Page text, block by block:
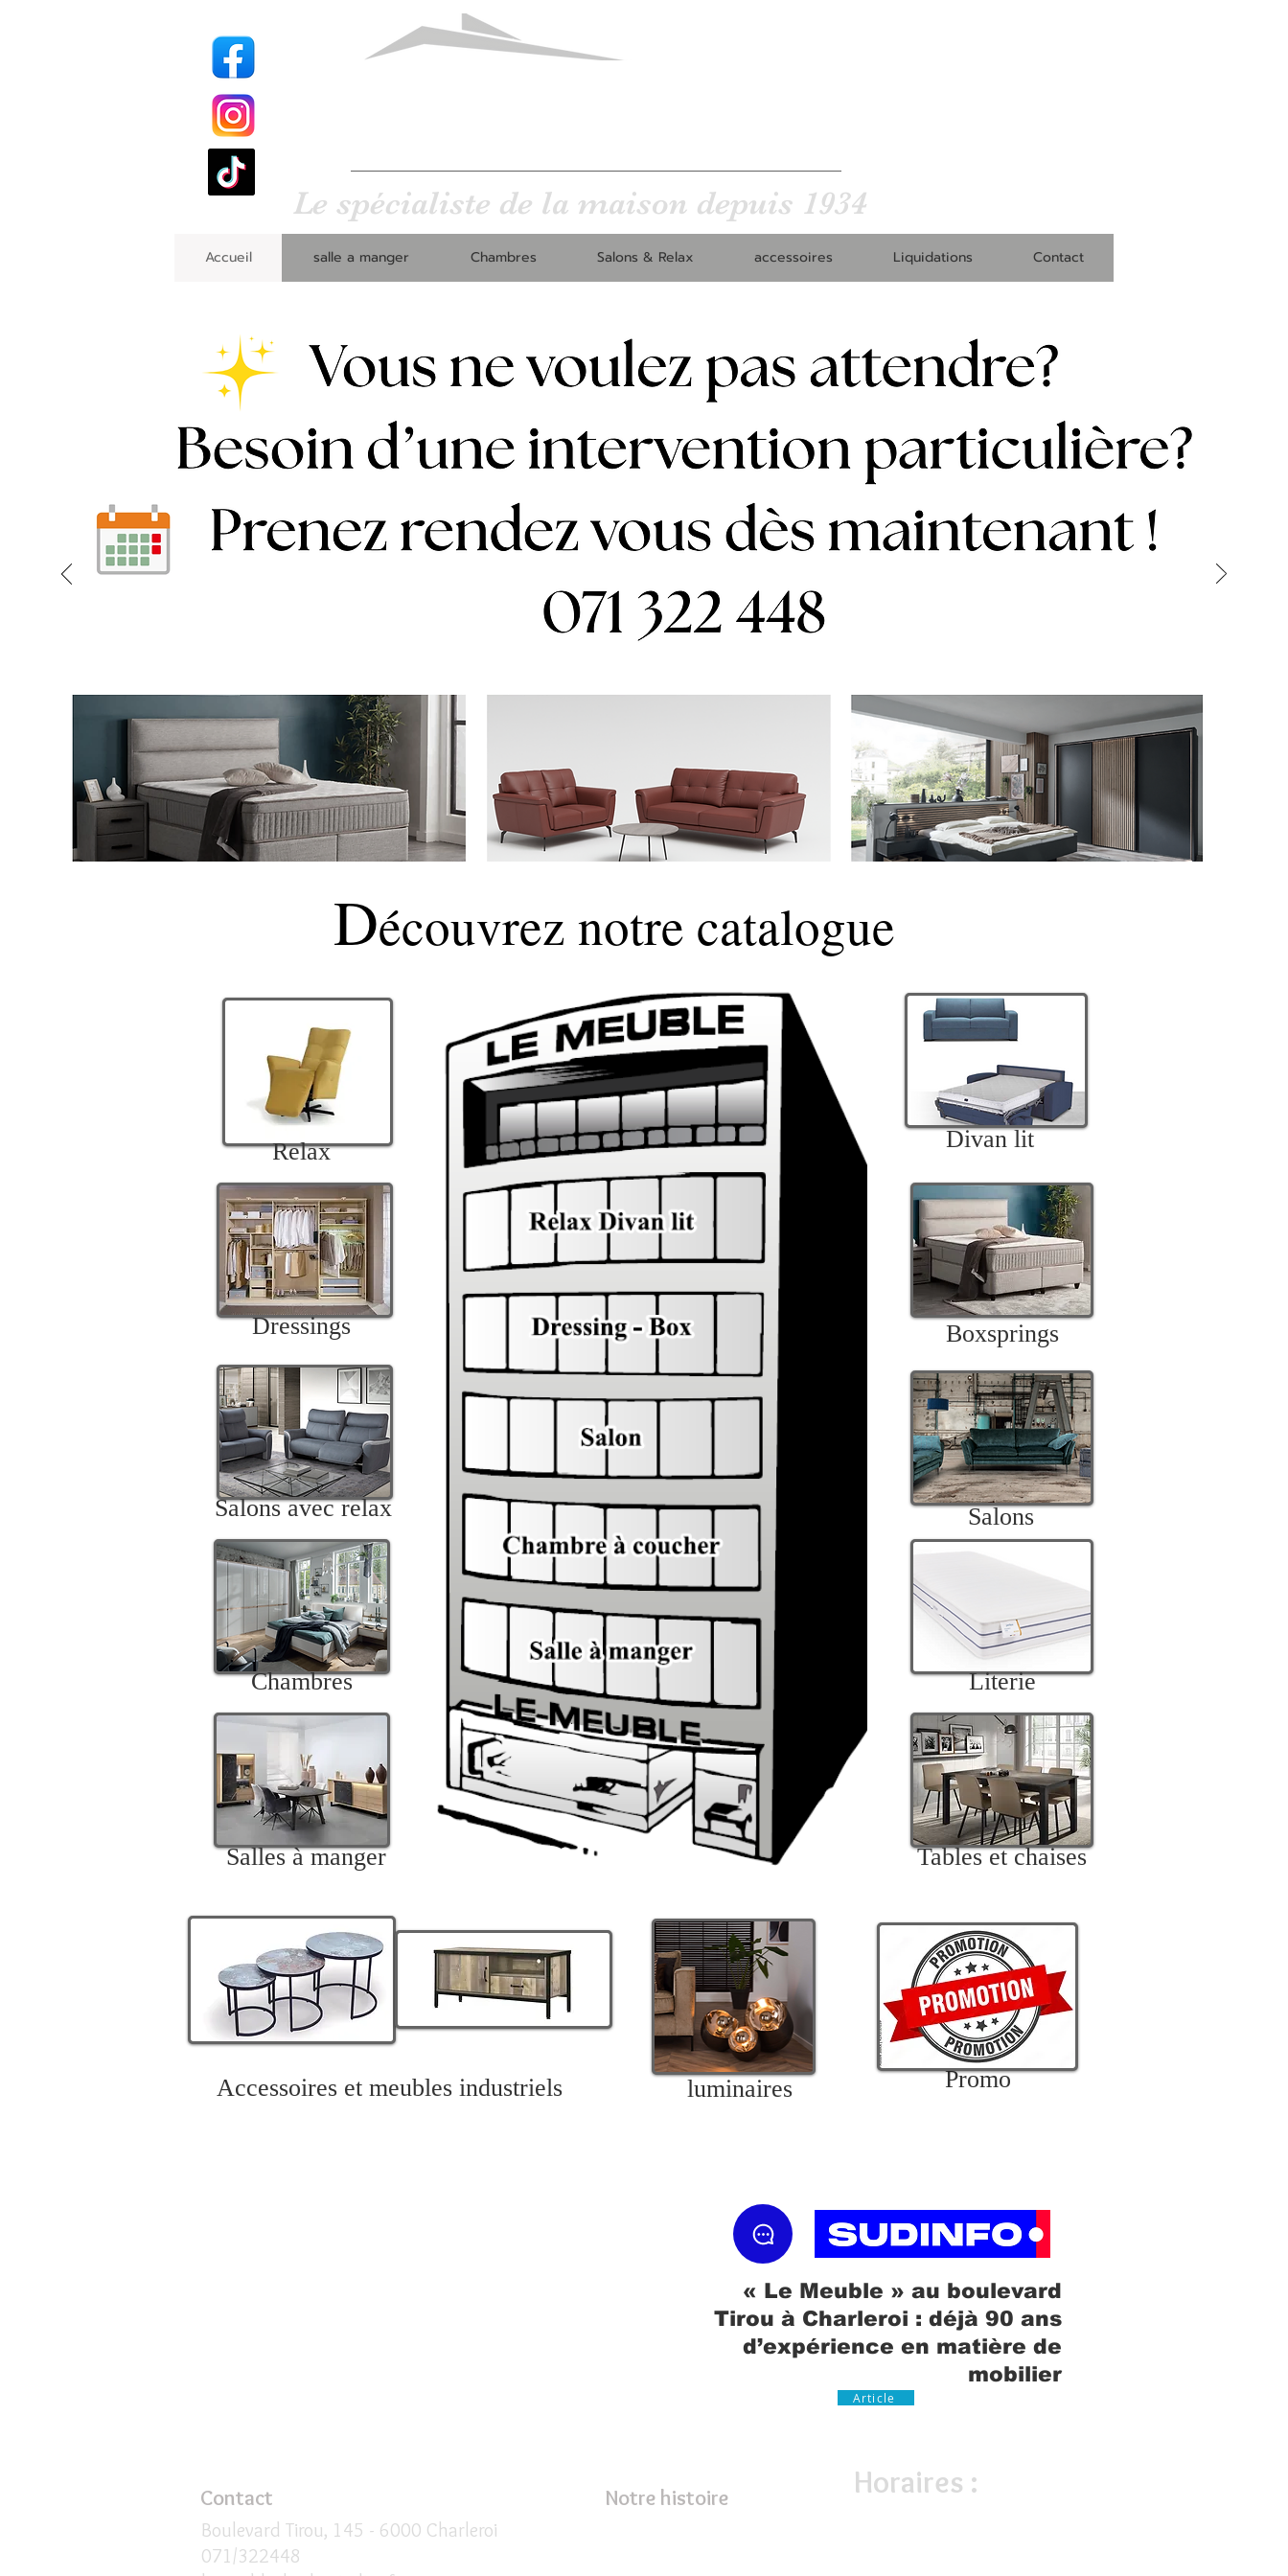
Le spécialiste de la maison depuis 1934
Accueil salle a manger Chambres Salons & Relax accessoires Liquidations Contact
Découvrez notre catalogue
Relax
Dressings
Salons avec relax
Chambres
Salles à manger
Accessoires et meubles industriels luminaires
Divan lit
Boxsprings
Salons
Literie
Tables et chaises
Promo
Article
« Le Meuble » au boulevard
Tirou à Charleroi : déjà 90 ans
d’expérience en matière de
mobilier
Contact
Boulevard Tirou, 145 - 6000 Charleroi
071/322448
Notre histoire Horaires :